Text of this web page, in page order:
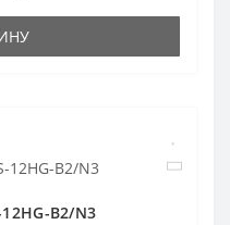
B2/N3